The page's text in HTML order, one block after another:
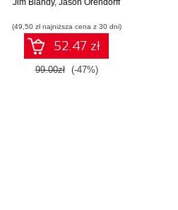
Leonora F. S. Tindall
bezpieczeństwo
Jim Blandy, Jason Orendorff
(49,50 zł najniższa cena z 30 dni)
52.47 zł
99.00zł (-47%)